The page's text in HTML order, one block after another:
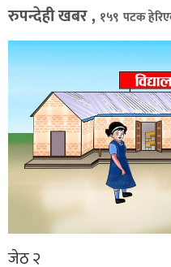
रुपन्देही खबर , १५९ पटक
जेठ २